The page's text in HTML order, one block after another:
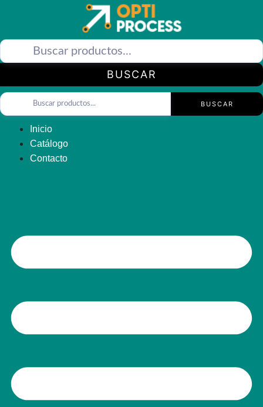
BUSCAR
BUSCAR
Inicio
Catálogo
Contacto